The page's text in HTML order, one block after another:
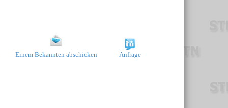
Einem Bekannten abschicken Anfrage